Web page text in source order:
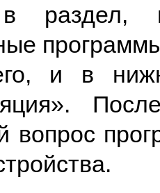
раздел,
и в
вопрос